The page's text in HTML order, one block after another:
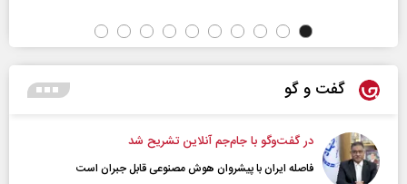
گفت و گو
در گفت‌و‌گو با جام‌جم آنلاین تشریح شد
فاصله ایران با پیشرو‌ان هوش مصنوعی قابل جبران است